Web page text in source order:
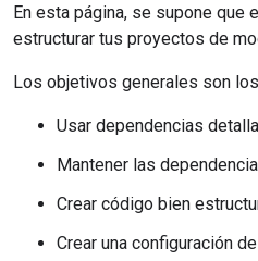
En esta página, se supone
estructurar tus proyectos de
Los objetivos generales son
Usar dependencias
Mantener las
Crear código bien
Crear una configuración